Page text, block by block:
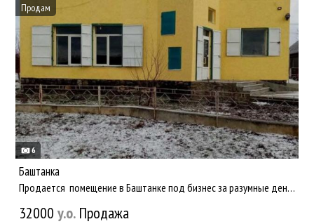
6
Продам
Баштанка
Продается помещение в Баштанке под бизнес за разумные деньги - 400 у.е - 1 квадрат!!! Большой торговый зал -...
32000 y.о. Продажа